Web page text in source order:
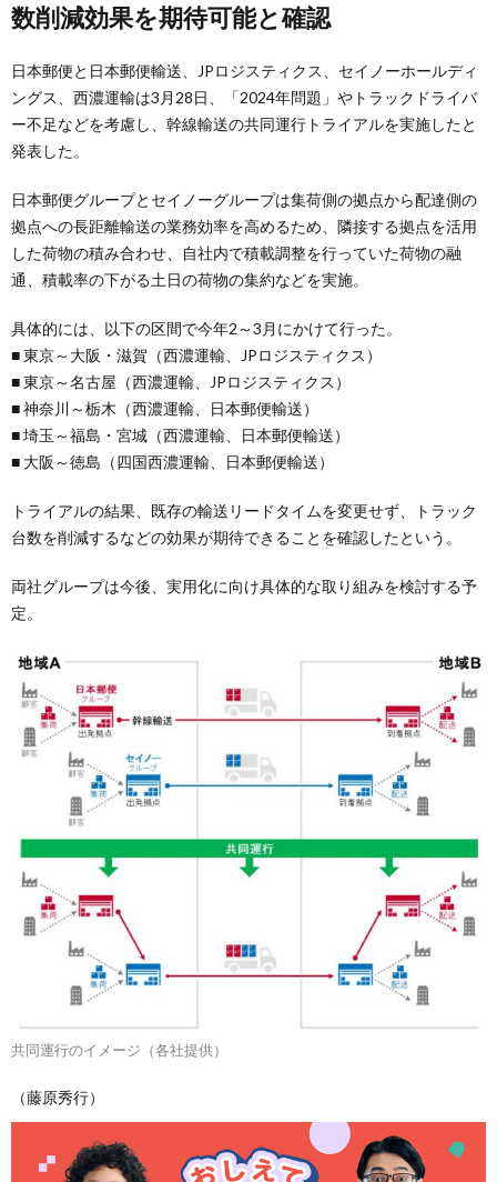
数削減効果を期待可能と確認
日本郵便と日本郵便輸送、JPロジスティクス、セイノーホールディ
ングス、西濃運輸は3月28日、「2024年問題」やトラックドライバ
ー不足などを考慮し、幹線輸送の共同運行トライアルを実施したと
発表した。
日本郵便グループとセイノーグループは集荷側の拠点から配達側の
拠点への長距離輸送の業務効率を高めるため、隣接する拠点を活用
した荷物の積み合わせ、自社内で積載調整を行っていた荷物の融
通、積載率の下がる土日の荷物の集約などを実施。
具体的には、以下の区間で今年2～3月にかけて行った。
■ 東京～大阪・滋賀（西濃運輸、JPロジスティクス）
■ 東京～名古屋（西濃運輸、JPロジスティクス）
■ 神奈川～栃木（西濃運輸、日本郵便輸送）
■ 埼玉～福島・宮城（西濃運輸、日本郵便輸送）
■ 大阪～徳島（四国西濃運輸、日本郵便輸送）
トライアルの結果、既存の輸送リードタイムを変更せず、トラック
台数を削減するなどの効果が期待できることを確認したという。
両社グループは今後、実用化に向け具体的な取り組みを検討する予
定。
共同運行のイメージ（各社提供）
（藤原秀行）